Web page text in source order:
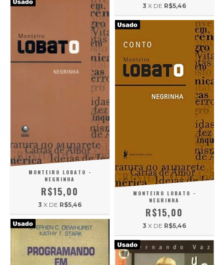
3 X DE R$5,46
MONTEIRO LOBATO -
NEGRINHA
R$15,00
3 X DE R$5,46
MONTEIRO LOBATO -
NEGRINHA
R$15,00
3 X DE R$5,46